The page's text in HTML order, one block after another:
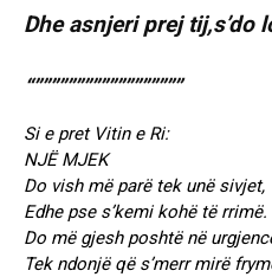
Dhe asnjeri prej tij,s’do
“””””””””””””””””””
Si e pret Vitin e Ri:
NJË MJEK
Do vish më parë tek unë sivjet,
Edhe pse s’kemi kohë të rrimë.
Do më gjesh poshtë në
Tek ndonjë që s’merr mirë